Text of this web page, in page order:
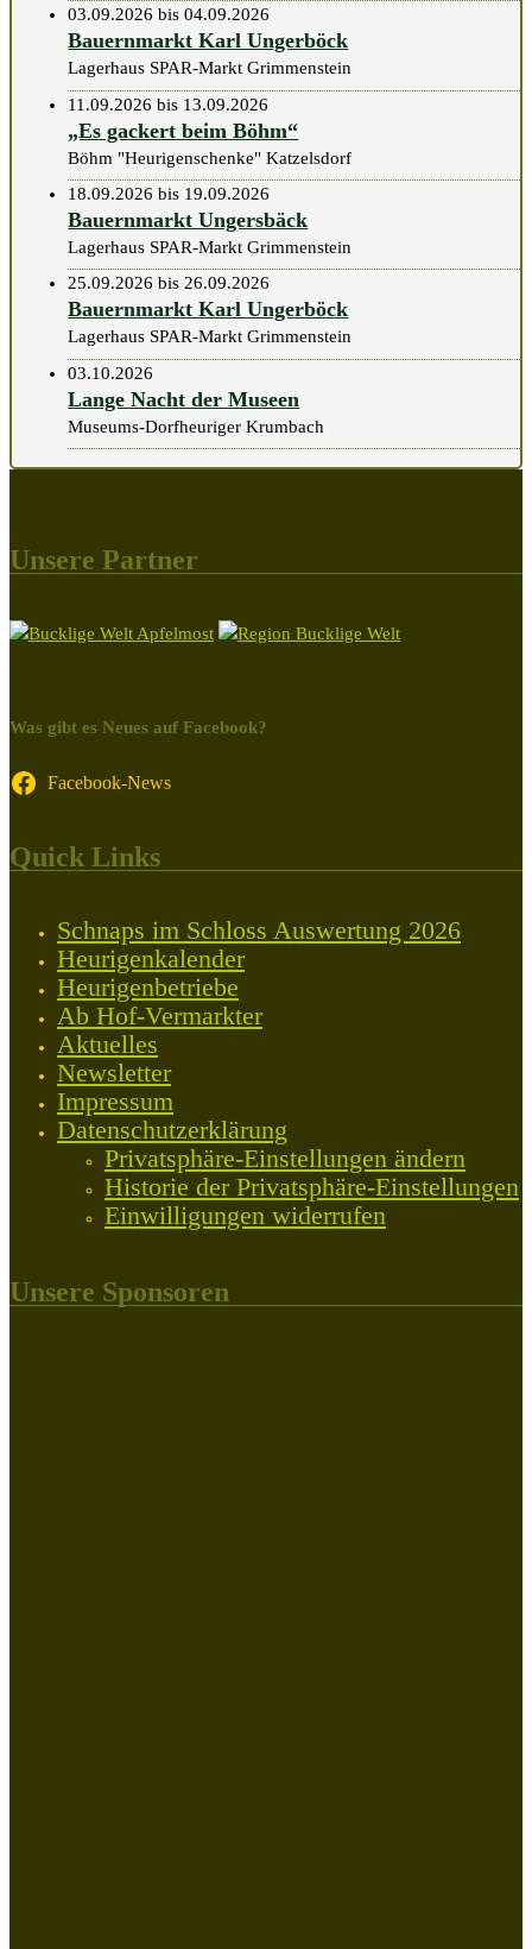
03.09.2026 bis 04.09.2026
Bauernmarkt Karl Ungerböck
Lagerhaus SPAR-Markt Grimmenstein
11.09.2026 bis 13.09.2026
„Es gackert beim Böhm“
Böhm "Heurigenschenke" Katzelsdorf
18.09.2026 bis 19.09.2026
Bauernmarkt Ungersbäck
Lagerhaus SPAR-Markt Grimmenstein
25.09.2026 bis 26.09.2026
Bauernmarkt Karl Ungerböck
Lagerhaus SPAR-Markt Grimmenstein
03.10.2026
Lange Nacht der Museen
Museums-Dorfheuriger Krumbach
Unsere Partner
Was gibt es Neues auf Facebook?
Facebook-News
Quick Links
Schnaps im Schloss Auswertung 2026
Heurigenkalender
Heurigenbetriebe
Ab Hof-Vermarkter
Aktuelles
Newsletter
Impressum
Datenschutzerklärung
Privatsphäre-Einstellungen ändern
Historie der Privatsphäre-Einstellungen
Einwilligungen widerrufen
Unsere Sponsoren